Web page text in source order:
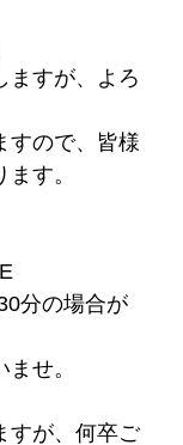
ますが、よろ
すので、皆様
す。
分の場合が
せ。
すが、何卒ご